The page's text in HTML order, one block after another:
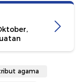
agama